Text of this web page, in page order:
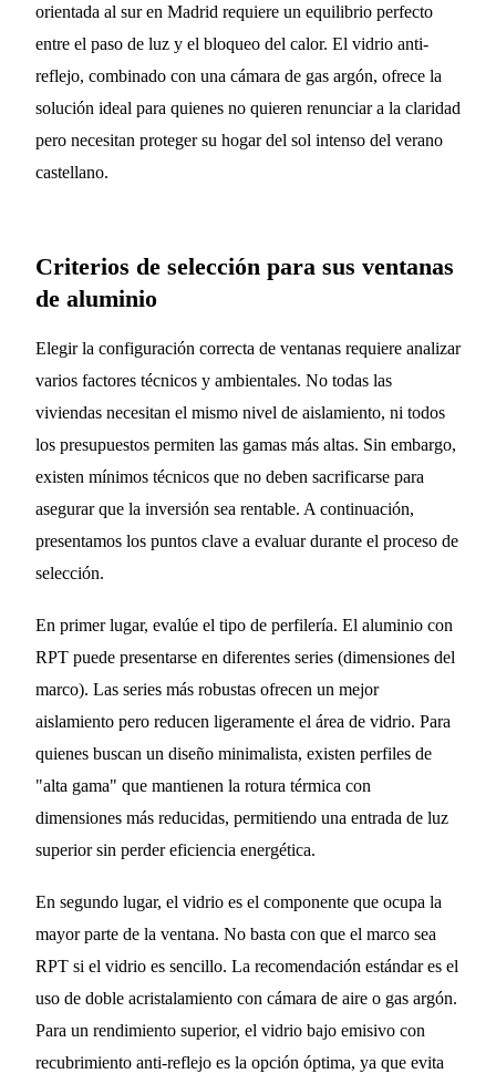
orientada al sur en Madrid requiere un equilibrio perfecto
entre el paso de luz y el bloqueo del calor. El vidrio anti-
reflejo, combinado con una cámara de gas argón, ofrece la
solución ideal para quienes no quieren renunciar a la claridad
pero necesitan proteger su hogar del sol intenso del verano
castellano.
Criterios de selección para sus ventanas
de aluminio
Elegir la configuración correcta de ventanas requiere analizar
varios factores técnicos y ambientales. No todas las
viviendas necesitan el mismo nivel de aislamiento, ni todos
los presupuestos permiten las gamas más altas. Sin embargo,
existen mínimos técnicos que no deben sacrificarse para
asegurar que la inversión sea rentable. A continuación,
presentamos los puntos clave a evaluar durante el proceso de
selección.
En primer lugar, evalúe el tipo de perfilería. El aluminio con
RPT puede presentarse en diferentes series (dimensiones del
marco). Las series más robustas ofrecen un mejor
aislamiento pero reducen ligeramente el área de vidrio. Para
quienes buscan un diseño minimalista, existen perfiles de
"alta gama" que mantienen la rotura térmica con
dimensiones más reducidas, permitiendo una entrada de luz
superior sin perder eficiencia energética.
En segundo lugar, el vidrio es el componente que ocupa la
mayor parte de la ventana. No basta con que el marco sea
RPT si el vidrio es sencillo. La recomendación estándar es el
uso de doble acristalamiento con cámara de aire o gas argón.
Para un rendimiento superior, el vidrio bajo emisivo con
recubrimiento anti-reflejo es la opción óptima, ya que evita